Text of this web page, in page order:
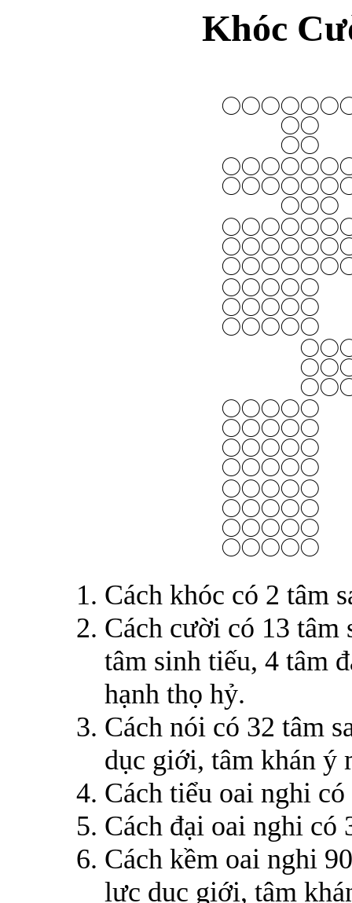
Khóc
Cách khóc có 2 tâm
Cách cười có 13 tâm
tâm sinh tiếu, 4 tâm
hạnh thọ hỷ.
Cách nói có 32 tâm
dục giới, tâm khán ý
Cách tiểu oai nghi
Cách đại oai nghi có
Cách kềm oai nghi
lực dục giới, tâm